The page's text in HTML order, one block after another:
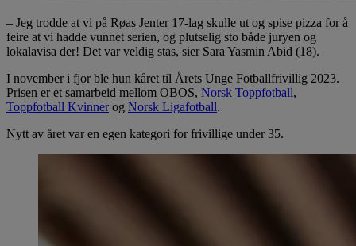
– Jeg trodde at vi på Røas Jenter 17-lag skulle ut og spise pizza for å
feire at vi hadde vunnet serien, og plutselig sto både juryen og
lokalavisa der! Det var veldig stas, sier Sara Yasmin Abid (18).
I november i fjor ble hun kåret til Årets Unge Fotballfrivillig 2023.
Prisen er et samarbeid mellom OBOS, Norsk Toppfotball,
Toppfotball Kvinnerog Norsk Ligafotball.
Nytt av året var en egen kategori for frivillige under 35.